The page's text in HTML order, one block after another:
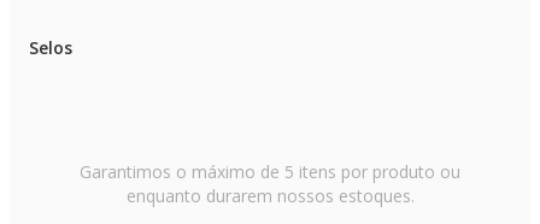
Selos
Garantimos o máximo de 5 itens por produto ou
enquanto durarem nossos estoques.